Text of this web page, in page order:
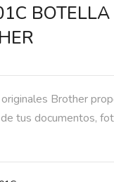
Brother
tus documentos,